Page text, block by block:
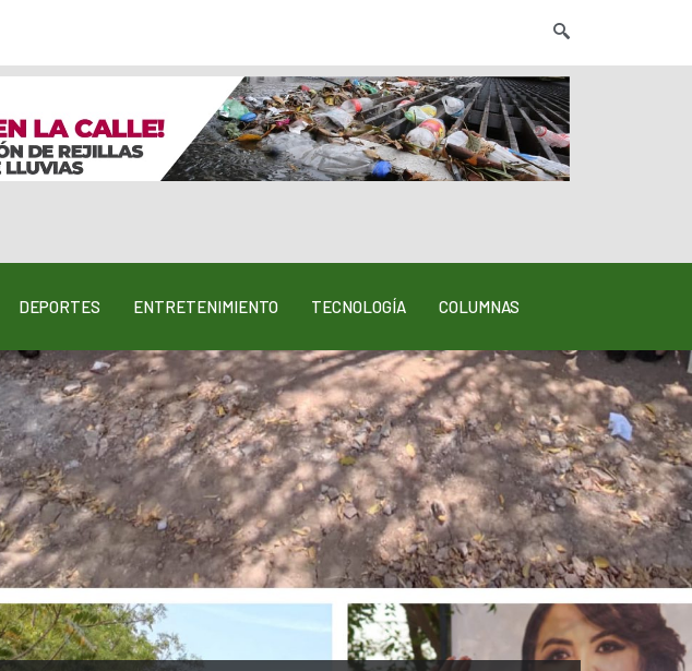
DEPORTES ENTRETENIMIENTO TECNOLOGÍA COLUMNAS